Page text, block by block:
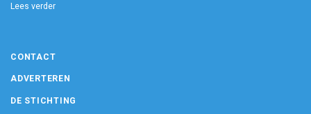
Lees verder
CONTACT
ADVERTEREN
DE STICHTING